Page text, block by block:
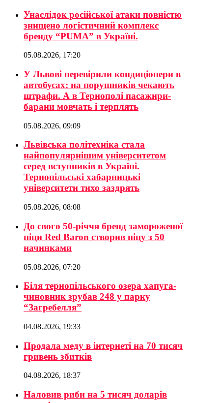
Унаслідок російської атаки повністю
знищено логістичний комплекс
бренду “PUMA” в Україні.
05.08.2026, 17:20
У Львові перевірили кондиціонери в
автобусах: на порушників чекають
штрафи. А в Тернополі пасажири-
барани мовчать і терплять
05.08.2026, 09:09
Львівська політехніка стала
найпопулярнішим університетом
серед вступників в Україні.
Тернопільські хабарницькі
університети тихо заздрять
05.08.2026, 08:08
До свого 50-річчя бренд замороженої
піци Red Baron створив піцу з 50
начинками
05.08.2026, 07:20
Біля тернопільського озера хапуга-
чиновник зрубав 248 у парку
“Загребелля”
04.08.2026, 19:33
Продала меду в інтернеті на 70 тисяч
гривень збитків
04.08.2026, 18:37
Наловив риби на 5 тисяч доларів